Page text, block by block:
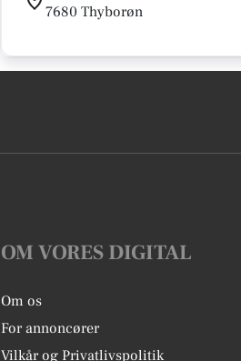
7680 Thyborøn
OM VORES DIGITAL
Om os
For annoncører
Vilkår og Privatlivspolitik